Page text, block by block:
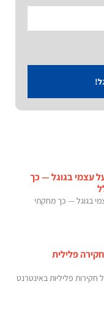
עצמי בגוגל — כך
בגוגל — כך מחקתי
פלילית
פליליות באינטרנט